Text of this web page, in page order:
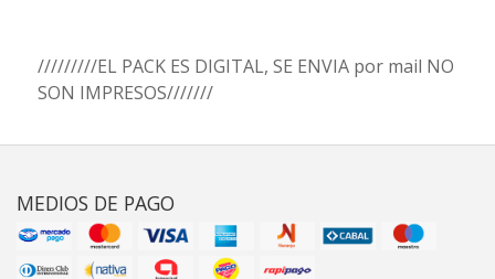
/////////EL PACK ES DIGITAL, SE ENVIA por mail NO
SON IMPRESOS///////
MEDIOS DE PAGO